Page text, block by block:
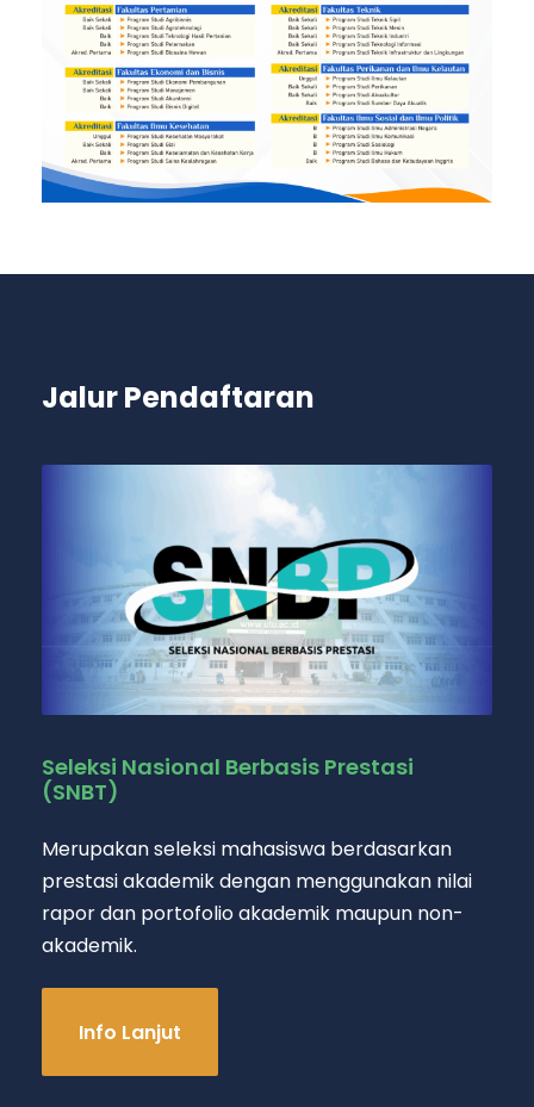
Jalur Pendaftaran
Seleksi Nasional Berbasis Prestasi
(SNBT)
Merupakan seleksi mahasiswa berdasarkan
prestasi akademik dengan menggunakan nilai
rapor dan portofolio akademik maupun non-
akademik.
Info Lanjut